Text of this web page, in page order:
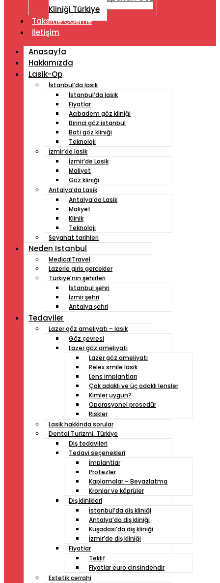
Kliniği Türkiye
Taksitle Ödeme
İletişim
Anasayfa
Hakkımızda
Lasik-Op
İstanbul’da lasik
İstanbul’da lasik
Fiyatlar
Acıbadem göz kliniği
Birinci göz istanbul
Bati göz kliniği
Teknoloji
İzmir’de lasik
İzmir’de Lasik
Maliyet
Göz kliniği
Antalya’da Lasik
Antalya’da Lasik
Maliyet
Klinik
Teknoloji
Seyahat tarihleri
Neden Istanbul
MedicalTravel
Lazerle giris gercekler
Türkiye’nin şehirleri
İstanbul şehri
İzmir şehri
Antalya şehri
Tedaviler
Lazer göz ameliyatı – lasik
Göz çevresi
Lazer göz ameliyatı
Lazer göz ameliyatı
Relex smile lasik
Lens implantiarı
Çok adaklı ve üç odaklı lensler
Kimler uygun?
Operasyonel prosedür
Riskler
Lasik hakkinda sorular
Dental Turizmi, Türkiye
Diş tedavileri
Tedavi seçenekleri
İmplantlar
Protezler
Kaplamalar – Beyazlatma
Kronlar ve köprüler
Diş klinikleri
İstanbul’da diş kliniği
Antalya’da diş kliniği
Kuşadası’da diş kliniği
İzmir’de diş kliniği
Fiyatlar
Teklif
Fiyatlar euro cinsindendir
Estetik cerrahi